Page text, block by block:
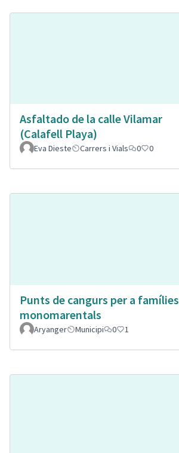
Asfaltado de la calle Vilamar
(Calafell Playa)
Eva Dieste Carrers i Vials 0 0
Punts de cangurs per a famílies
monomarentals
Aryanger Municipi 0 1